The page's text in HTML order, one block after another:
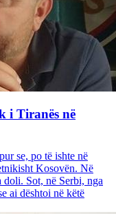
i Tiranës në
se, po të ishte në
Kosovën. Në
Sot, në Serbi, nga
ai dështoi në këtë